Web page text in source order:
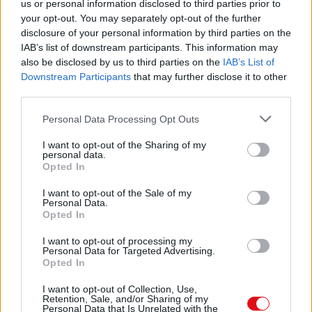
us or personal information disclosed to third parties prior to
your opt-out. You may separately opt-out of the further
disclosure of your personal information by third parties on the
IAB’s list of downstream participants. This information may
also be disclosed by us to third parties on the IAB’s List of
Downstream Participants that may further disclose it to other
Personal Data Processing Opt Outs
I want to opt-out of the Sharing of my
personal data.
Opted In
I want to opt-out of the Sale of my
Personal Data.
Opted In
I want to opt-out of processing my
Personal Data for Targeted Advertising.
Opted In
I want to opt-out of Collection, Use,
Retention, Sale, and/or Sharing of my
Personal Data that Is Unrelated with the
RENEGADOS
AGUASCALIENTES
GERARDO VALDEZ AMADOR
18/07/1978
MASTER 30 VARONIL
N
AGUASCALIENTES
09/05/1980
MASTER 30 VARONIL
Comparte el documento
Enlace a esta página
Enlace permanente
Utilice el enlace permanente a la página de descarga del
documento para compartir su documento en Facebook,
LinkedIn.. O directamente en contacto con el correo